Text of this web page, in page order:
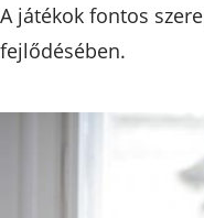
A játékok fontos
fejlődésében.